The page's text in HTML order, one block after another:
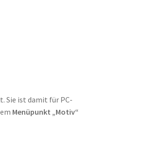
Sie ist damit für PC-
Menüpunkt „Motiv“